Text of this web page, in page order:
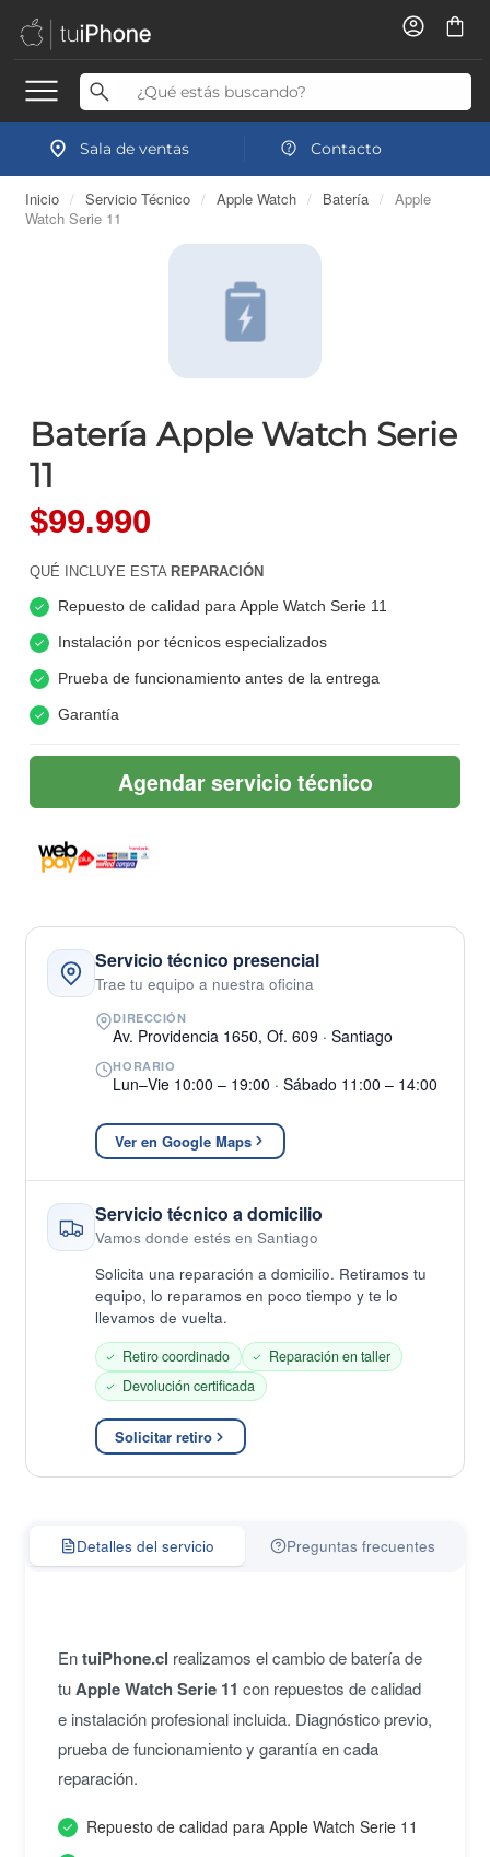
Sala de ventas Contacto
Inicio / Servicio Técnico / Apple Watch / Batería / Apple
Watch Serie 11
Batería Apple Watch Serie
11
$99.990
QUÉ INCLUYE ESTA REPARACIÓN
Repuesto de calidad para Apple Watch Serie 11
Instalación por técnicos especializados
Prueba de funcionamiento antes de la entrega
Garantía
Agendar servicio técnico
Servicio técnico presencial
Trae tu equipo a nuestra oficina
DIRECCIÓN
Av. Providencia 1650, Of. 609 · Santiago
HORARIO
Lun–Vie 10:00 – 19:00 · Sábado 11:00 – 14:00
Ver en Google Maps
Servicio técnico a domicilio
Vamos donde estés en Santiago
Solicita una reparación a domicilio. Retiramos tu
equipo, lo reparamos en poco tiempo y te lo
llevamos de vuelta.
Retiro coordinado
Reparación en taller
Devolución certificada
Solicitar retiro
Detalles del servicio Preguntas frecuentes
EntuiPhone.cl realizamos el cambio de batería de
tuApple Watch Serie 11 con repuestos de calidad
e instalación profesional incluida. Diagnóstico previo,
prueba de funcionamiento y garantía en cada
reparación.
Repuesto de calidad para Apple Watch Serie 11